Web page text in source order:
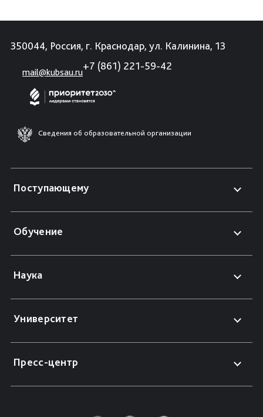
350044, Россия, г. Краснодар, ул. Калинина, 13
mail@kubsau.ru
+7 (861) 221-59-42
Сведения об образовательной организации
Поступающему
Обучение
Наука
Университет
Пресс-центр